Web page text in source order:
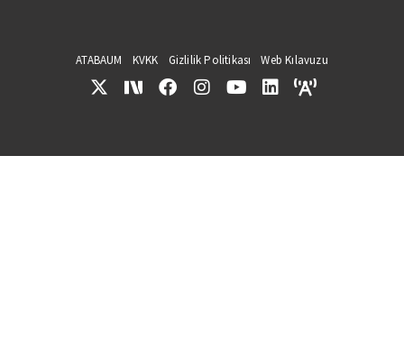
ATABAUM KVKK Gizlilik Politikası Web Kılavuzu